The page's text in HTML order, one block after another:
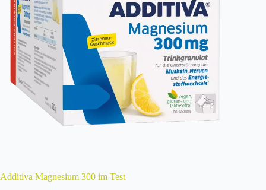
Additiva Magnesium 300 im Test